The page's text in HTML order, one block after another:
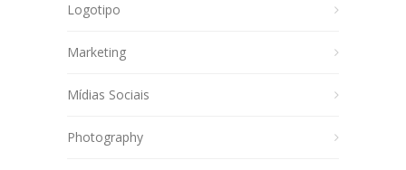
Logotipo
Marketing
Mídias Sociais
Photography